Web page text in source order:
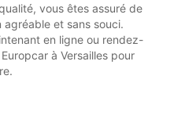
vous êtes assuré de
et sans souci.
en ligne ou rendez-
à Versailles pour